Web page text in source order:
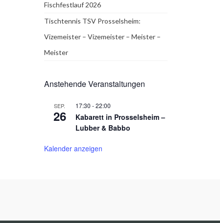
Fischfestlauf 2026
Tischtennis TSV Prosselsheim:
Vizemeister – Vizemeister – Meister –
Meister
Anstehende Veranstaltungen
SEP.
26
17:30 -22:00
Kabarett in Prosselsheim –
Lubber & Babbo
Kalender anzeigen